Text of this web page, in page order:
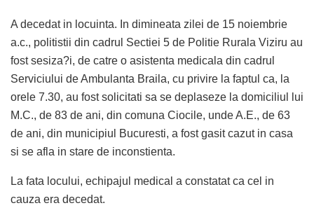
A decedat in locuinta. In dimineata zilei de 15 noiembrie
a.c., politistii din cadrul Sectiei 5 de Politie Rurala Viziru au
fost sesiza?i, de catre o asistenta medicala din cadrul
Serviciului de Ambulanta Braila, cu privire la faptul ca, la
orele 7.30, au fost solicitati sa se deplaseze la domiciliul lui
M.C., de 83 de ani, din comuna Ciocile, unde A.E., de 63
de ani, din municipiul Bucuresti, a fost gasit cazut in casa
si se afla in stare de inconstienta.
La fata locului, echipajul medical a constatat ca cel in
cauza era decedat.